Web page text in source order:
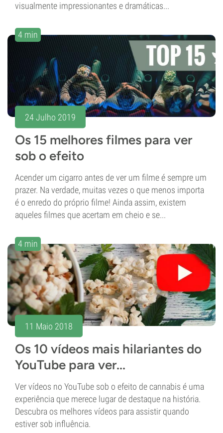
visualmente impressionantes e dramáticas...
4 min
24 Julho 2019
Os 15 melhores filmes para ver
sob o efeito
Acender um cigarro antes de ver um filme é sempre um
prazer. Na verdade, muitas vezes o que menos importa
é o enredo do próprio filme! Ainda assim, existem
aqueles filmes que acertam em cheio e se...
4 min
11 Maio 2018
Os 10 vídeos mais hilariantes do
YouTube para ver...
Ver vídeos no YouTube sob o efeito de cannabis é uma
experiência que merece lugar de destaque na história.
Descubra os melhores vídeos para assistir quando
estiver sob influência.